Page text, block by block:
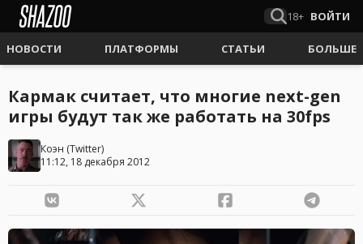
18+ ВОЙТИ
НОВОСТИ ПЛАТФОРМЫ СТАТЬИ БОЛЬШЕ
Кармак считает, что многие next-gen
игры будут так же работать на 30fps
Коэн (Twitter)
11:12, 18 декабря 2012